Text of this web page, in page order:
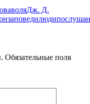
воляДж. Д.
заповедилюди
Обязательные поля